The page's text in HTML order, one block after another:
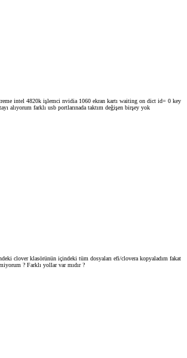
intel 4820k işlemci nvidia 1060 ekran kartı waiting on dict id= 0 key
alıyorum farklı usb portlarınada taktım değişen birşey yok
clover klasörünün içindeki tüm dosyaları efi/clovera kopyaladım fakat
? Farklı yollar var mıdır ?